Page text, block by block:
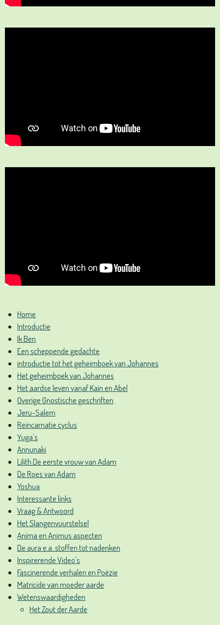
Home
Introductie
Ik Ben
Een scheppende gedachte
introductie tot het geheimboek van Johannes
Het geheimboek van Johannes
Het aardse leven vanaf Kaïn en Abel
Overige Gnostische geschriften
Jeru-Salem
Reïncarnatie cyclus
Yuga's
Annunaki
Lilith De eerste vrouw van Adam
De Roes van Adam
Yoshua
Interessante links
Vraag & Antwoord
Het Slangenvuurstelsel
Anima en Animus aspecten
De aura e.a. stoffen tot nadenken
Inspirerende Video's
Fascinerende verhalen en Poëzie
Matricide van moeder aarde
Wetenswaardigheden
Het Zout der Aarde